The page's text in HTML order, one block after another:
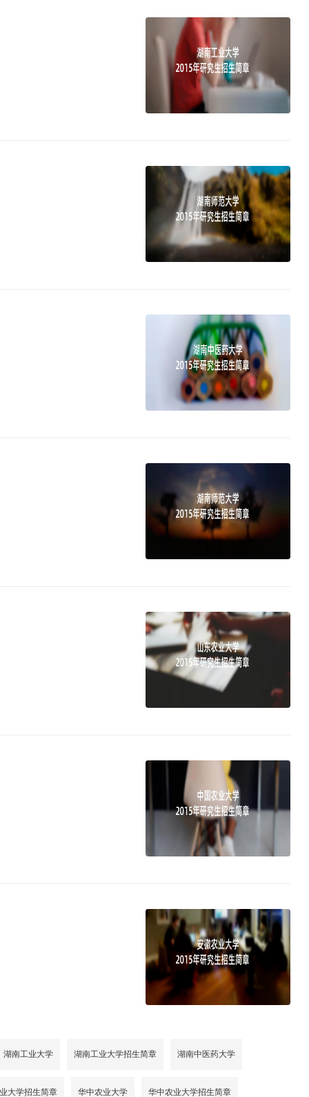
湖南工业大学 湖南工业大学招生简章 湖南中医药大学
大学招生简章 华中农业大学 华中农业大学招生简章